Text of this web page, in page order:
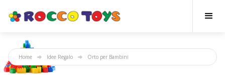
Home Idee Regalo Orto per Bambini